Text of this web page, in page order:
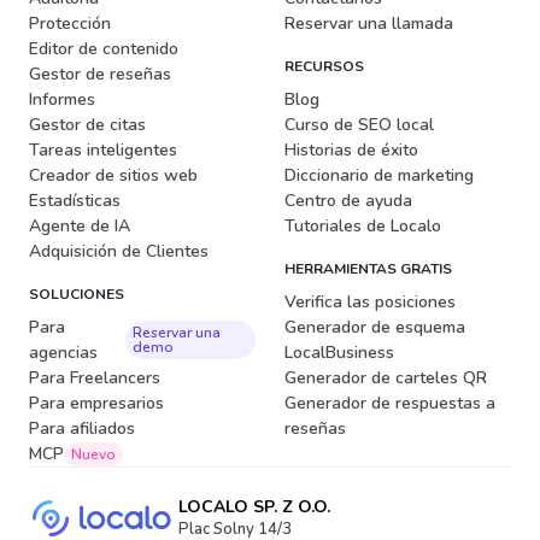
Protección
Editor de contenido
Gestor de reseñas
Informes
Gestor de citas
Tareas inteligentes
Creador de sitios web
Estadísticas
Agente de IA
Adquisición de Clientes
SOLUCIONES
Para
agencias
Reservar una
demo
Para Freelancers
Para empresarios
Para afiliados
MCP Nuevo
Reservar una llamada
RECURSOS
Blog
Curso de SEO local
Historias de éxito
Diccionario de marketing
Centro de ayuda
Tutoriales de Localo
HERRAMIENTAS GRATIS
Verifica las posiciones
Generador de esquema
LocalBusiness
Generador de carteles QR
Generador de respuestas a
reseñas
LOCALO SP. Z O.O.
Plac Solny 14/3